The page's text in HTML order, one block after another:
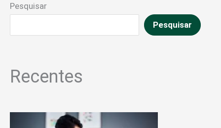
Pesquisar
Pesquisar
Recentes